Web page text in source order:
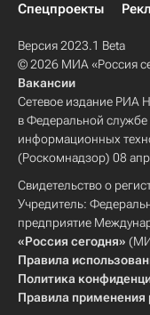
Спецпроекты
Версия 2023.1 Beta
© 2026 МИА «Россия
Вакансии
Сетевое издание РИА
в Федеральной службе
информационных
(Роскомнадзор) 08
Свидетельство о
Учредитель:
предприятие
«Россия сегодня»
Правила
Политика
Правила применения